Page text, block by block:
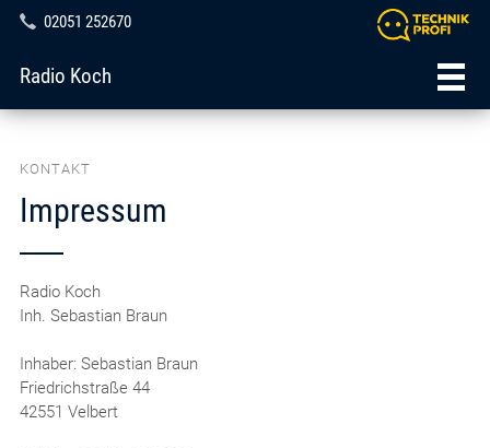
02051 252670
Radio Koch
KONTAKT
Impressum
Radio Koch
Inh. Sebastian Braun
Inhaber: Sebastian Braun
Friedrichstraße 44
42551 Velbert